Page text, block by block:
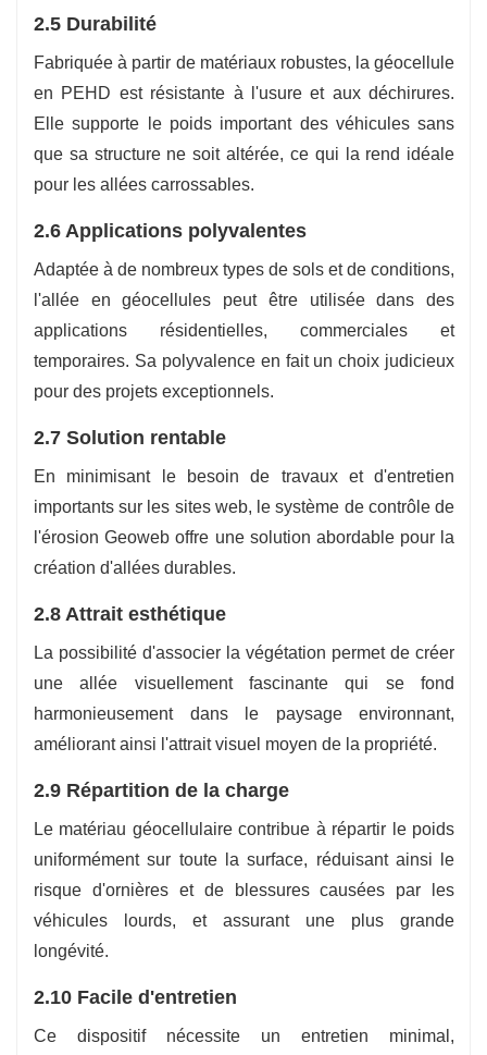
2.5 Durabilité
Fabriquée à partir de matériaux robustes, la géocellule
en PEHD est résistante à l'usure et aux déchirures.
Elle supporte le poids important des véhicules sans
que sa structure ne soit altérée, ce qui la rend idéale
pour les allées carrossables.
2.6 Applications polyvalentes
Adaptée à de nombreux types de sols et de conditions,
l'allée en géocellules peut être utilisée dans des
applications résidentielles, commerciales et
temporaires. Sa polyvalence en fait un choix judicieux
pour des projets exceptionnels.
2.7 Solution rentable
En minimisant le besoin de travaux et d'entretien
importants sur les sites web, le système de contrôle de
l'érosion Geoweb offre une solution abordable pour la
création d'allées durables.
2.8 Attrait esthétique
La possibilité d'associer la végétation permet de créer
une allée visuellement fascinante qui se fond
harmonieusement dans le paysage environnant,
améliorant ainsi l'attrait visuel moyen de la propriété.
2.9 Répartition de la charge
Le matériau géocellulaire contribue à répartir le poids
uniformément sur toute la surface, réduisant ainsi le
risque d'ornières et de blessures causées par les
véhicules lourds, et assurant une plus grande
longévité.
2.10 Facile d'entretien
Ce dispositif nécessite un entretien minimal,